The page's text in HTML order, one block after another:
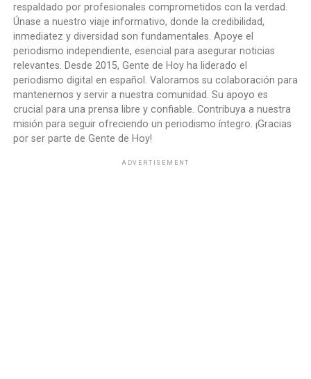
respaldado por profesionales comprometidos con la verdad.
Únase a nuestro viaje informativo, donde la credibilidad,
inmediatez y diversidad son fundamentales. Apoye el
periodismo independiente, esencial para asegurar noticias
relevantes. Desde 2015, Gente de Hoy ha liderado el
periodismo digital en español. Valoramos su colaboración para
mantenernos y servir a nuestra comunidad. Su apoyo es
crucial para una prensa libre y confiable. Contribuya a nuestra
misión para seguir ofreciendo un periodismo íntegro. ¡Gracias
por ser parte de Gente de Hoy!
ADVERTISEMENT